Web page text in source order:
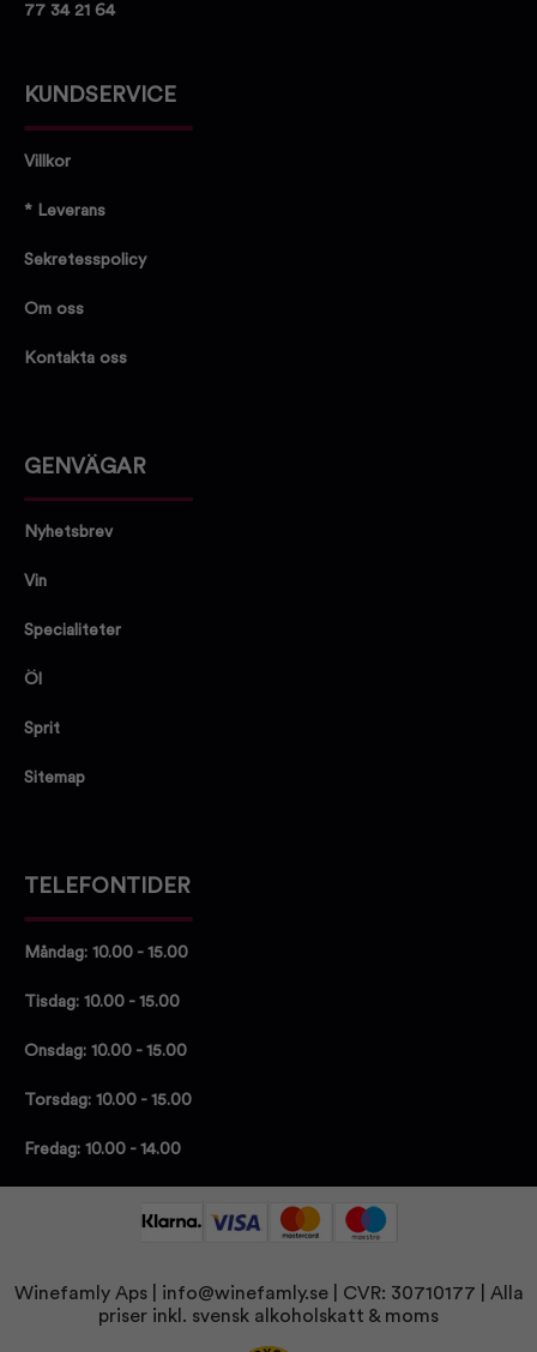
77 34 21 64
KUNDSERVICE
Villkor
* Leverans
Sekretesspolicy
Om oss
Kontakta oss
GENVÄGAR
Nyhetsbrev
Vin
Specialiteter
Öl
Sprit
Sitemap
TELEFONTIDER
Måndag: 10.00 - 15.00
Tisdag: 10.00 - 15.00
Onsdag: 10.00 - 15.00
Torsdag: 10.00 - 15.00
Fredag: 10.00 - 14.00
Winefamly Aps | info@winefamly.se| CVR: 30710177
| Alla
priser inkl. svensk alkoholskatt & moms